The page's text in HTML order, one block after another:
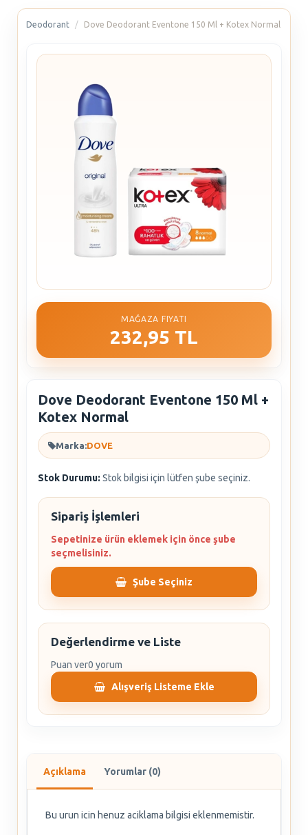
Deodorant Dove Deodorant Eventone 150 Ml + Kotex Normal
MAĞAZA FIYATI
232,95 TL
Dove Deodorant Eventone 150 Ml +
Kotex Normal
Marka:DOVE
Stok Durumu: Stok bilgisi için lütfen şube seçiniz.
Sipariş İşlemleri
Sepetinize ürün eklemek için önce şube
seçmelisiniz.
Şube Seçiniz
Değerlendirme ve Liste
Puan ver0 yorum
Alışveriş Listeme Ekle
Açıklama Yorumlar (0)
Bu urun icin henuz aciklama bilgisi eklenmemistir.